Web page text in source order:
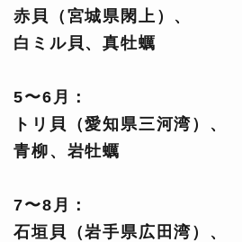
赤貝（宮城県閖上）、
白ミル貝、真牡蠣
5〜6月：
トリ貝（愛知県三河湾）、
青柳、岩牡蠣
7〜8月：
石垣貝（岩手県広田湾）、